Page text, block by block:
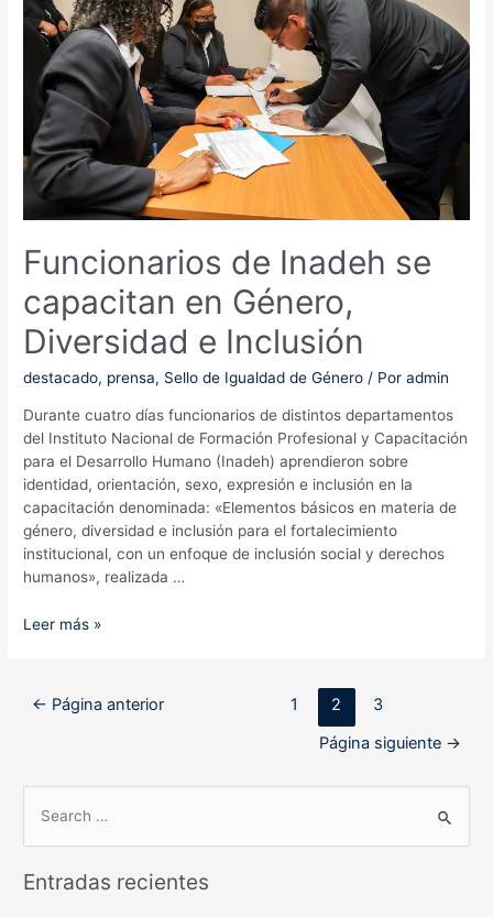
y
género
Funcionarios de Inadeh se
capacitan en Género,
Diversidad e Inclusión
destacado, prensa, Sello de Igualdad de Género / Poradmin
Durante cuatro días funcionarios de distintos departamentos
del Instituto Nacional de Formación Profesional y Capacitación
para el Desarrollo Humano (Inadeh) aprendieron sobre
identidad, orientación, sexo, expresión e inclusión en la
capacitación denominada: «Elementos básicos en materia de
género, diversidad e inclusión para el fortalecimiento
institucional, con un enfoque de inclusión social y derechos
humanos», realizada …
Funcionarios
capacitan
Diversidad
Leer más »
Paginación
← Página anterior 1 2
3
Página siguiente →
c
Entradas recientes